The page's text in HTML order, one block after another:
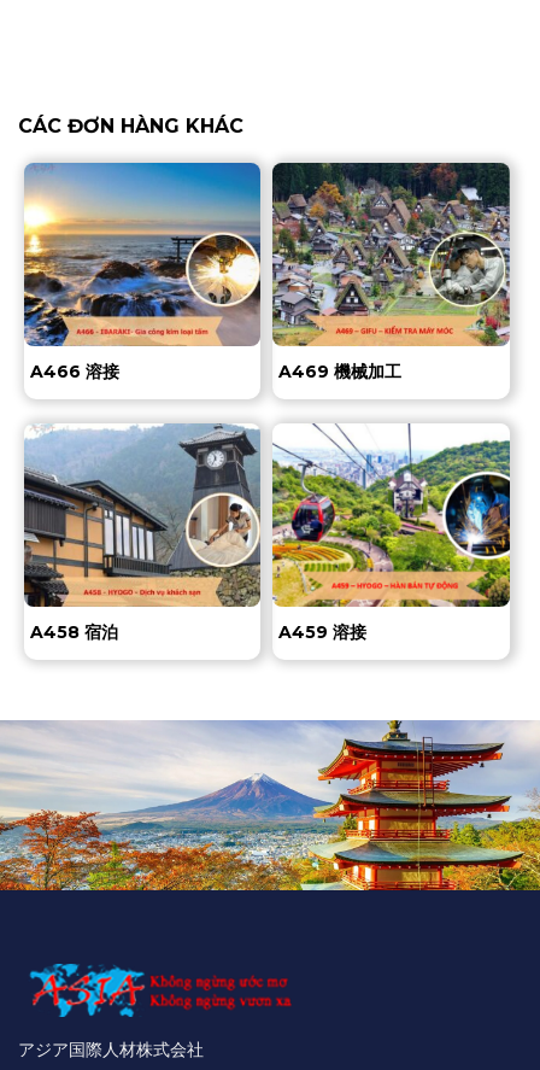
CÁC ĐƠN HÀNG KHÁC
A466 溶接 A469 機械加工
A458 宿泊 A459 溶接
アジア国際人材株式会社